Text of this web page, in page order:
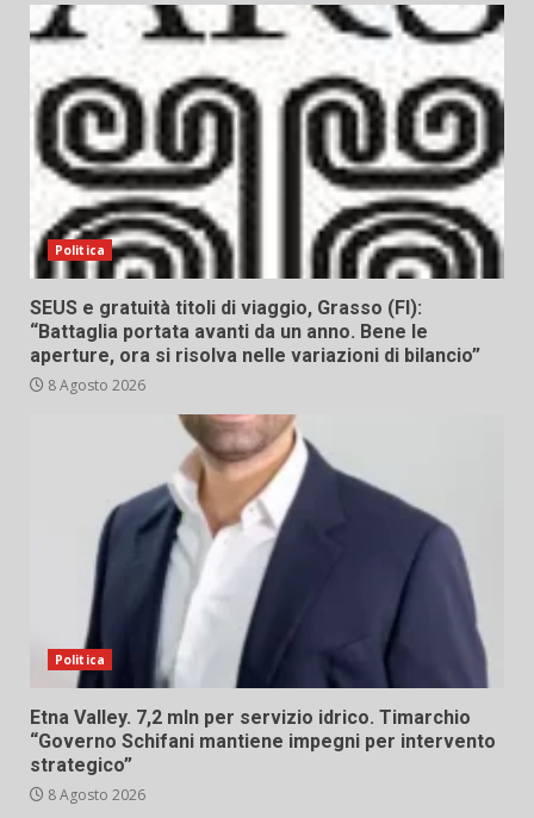
Politica
SEUS e gratuità titoli di viaggio, Grasso (FI):
“Battaglia portata avanti da un anno. Bene le
aperture, ora si risolva nelle variazioni di bilancio”
8 Agosto 2026
Politica
Etna Valley. 7,2 mln per servizio idrico. Timarchio
“Governo Schifani mantiene impegni per intervento
strategico”
8 Agosto 2026